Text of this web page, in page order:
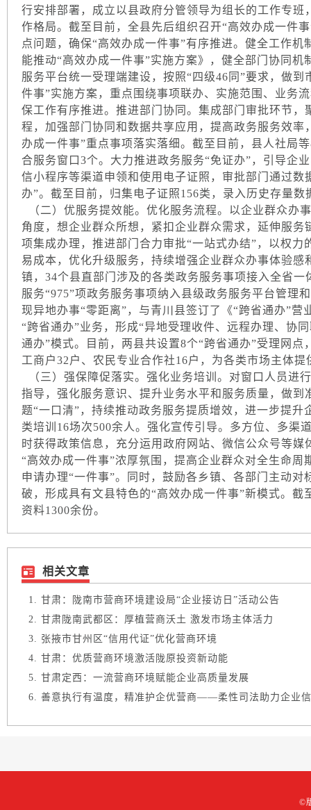
行安排部署，成立以县政府分管领导为组长的工作专
作格局。截至目前，全县先后组织召开“高效办成一件
点问题，确保“高效办成一件事”有序推进。健全工作
能推动“高效办成一件事”实施方案》，健全部门协同
服务平台统一受理端建设，按照“四级46同”要求，做
件事”实施方案，重点围绕事项联办、实施范围、业务
保工作有序推进。推进部门协同。集成部门审批环节
程，加强部门协同和数据共享应用，提高政务服务效
办成一件事”重点事项落实落细。截至目前，县人社局
合服务窗口3个。大力推进政务服务“免证办”，引导企
信小程序等渠道申领和使用电子证照，审批部门通过
办”。截至目前，归集电子证照156类，录入历史存量数
（二）优服务提效能。优化服务流程。以企业群众办
角度，想企业群众所想，紧扣企业群众需求，延伸服
项集成办理，推进部门合力审批“一站式办结”，以权力
易成本，优化升级服务，持续增强企业群众办事体验感
镇，34个县直部门涉及的各类政务服务事项接入全省
服务“975”项政务服务事项纳入县级政务服务平台管理
现异地办事“零距离”，与青川县签订了《“跨省通办”
“跨省通办”业务，形成“异地受理收件、远程办理、协
通办”模式。目前，两县共设置8个“跨省通办”受理网
工商户32户、农民专业合作社16户，为各类市场主体提
（三）强保障促落实。强化业务培训。对窗口人员进
指导，强化服务意识、提升业务水平和服务质量，做到
题“一口清”，持续推动政务服务提质增效，进一步提
类培训16场次500余人。强化宣传引导。多方位、多渠
时获得政策信息，充分运用政府网站、微信公众号等
“高效办成一件事”浓厚氛围，提高企业群众对全生命
申请办理“一件事”。同时，鼓励各乡镇、各部门主动
破，形成具有文县特色的“高效办成一件事”新模式。
资料1300余份。
相关文章
甘肃：陇南市营商环境建设局“企业接访日”活动公告
甘肃陇南武都区：厚植营商沃土 激发市场主体活力
张掖市甘州区“信用代证”优化营商环境
甘肃：优质营商环境激活陇原投资新动能
甘肃定西：一流营商环境赋能企业高质量发展
善意执行有温度，精准护企优营商——柔性司法助力企业
©